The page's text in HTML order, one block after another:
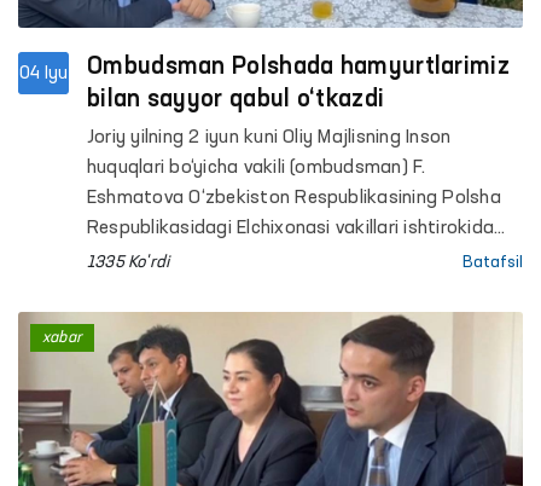
04 Iyu
Ombudsman Polshada hamyurtlarimiz
bilan sayyor qabul o‘tkazdi
Joriy yilning 2 iyun kuni Oliy Majlisning Inson
huquqlari bo‘yicha vakili (ombudsman) F.
Eshmatova O‘zbekiston Respublikasining Polsha
Respublikasidagi Elchixonasi vakillari ishtirokida
Polshada vaqtincha mehnat faoliyatini amalga
1335 Ko'rdi Batafsil
xabar